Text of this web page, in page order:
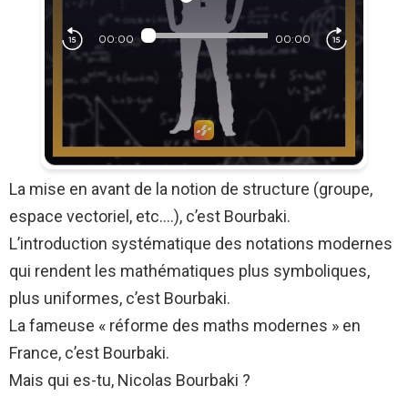
La mise en avant de la notion de structure (groupe,
espace vectoriel, etc….), c’est Bourbaki.
L’introduction systématique des notations modernes
qui rendent les mathématiques plus symboliques,
plus uniformes, c’est Bourbaki.
La fameuse « réforme des maths modernes » en
France, c’est Bourbaki.
Mais qui es-tu, Nicolas Bourbaki ?